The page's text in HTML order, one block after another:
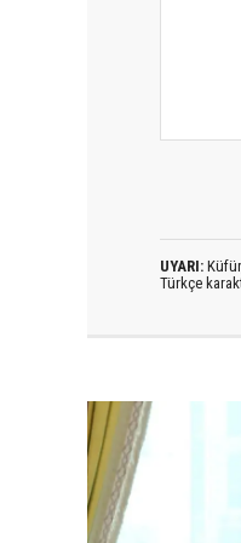
UYARI:
Türkçe